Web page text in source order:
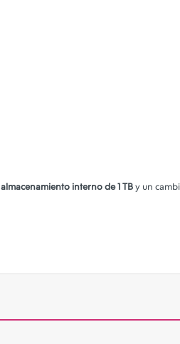
almacenamiento interno de 1 TB y un